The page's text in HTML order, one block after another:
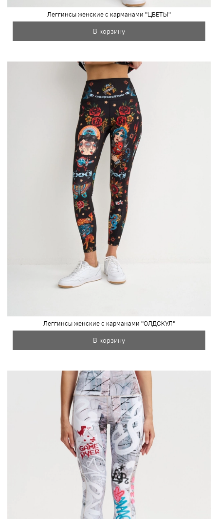
Леггинсы женские с карманами "ЦВЕТЫ"
В корзину
Леггинсы женские с карманами "ОЛДСКУЛ"
В корзину